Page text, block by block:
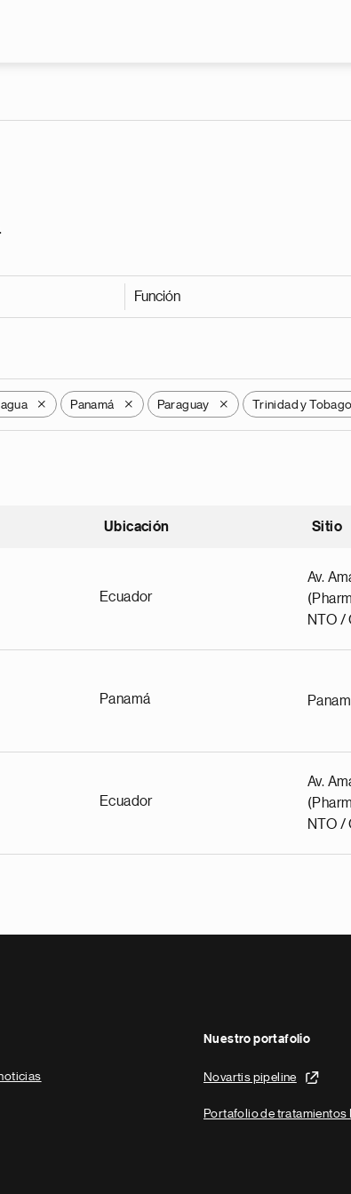
Función
X Panamá X Paraguay X Trinidad y Tobago
Ubicación Sitio
Ecuador
Av.
NTO /
Panamá
Ecuador
Av.
NTO /
Nuestro portafolio
Novartis pipeline
Portafolio de tratamientos